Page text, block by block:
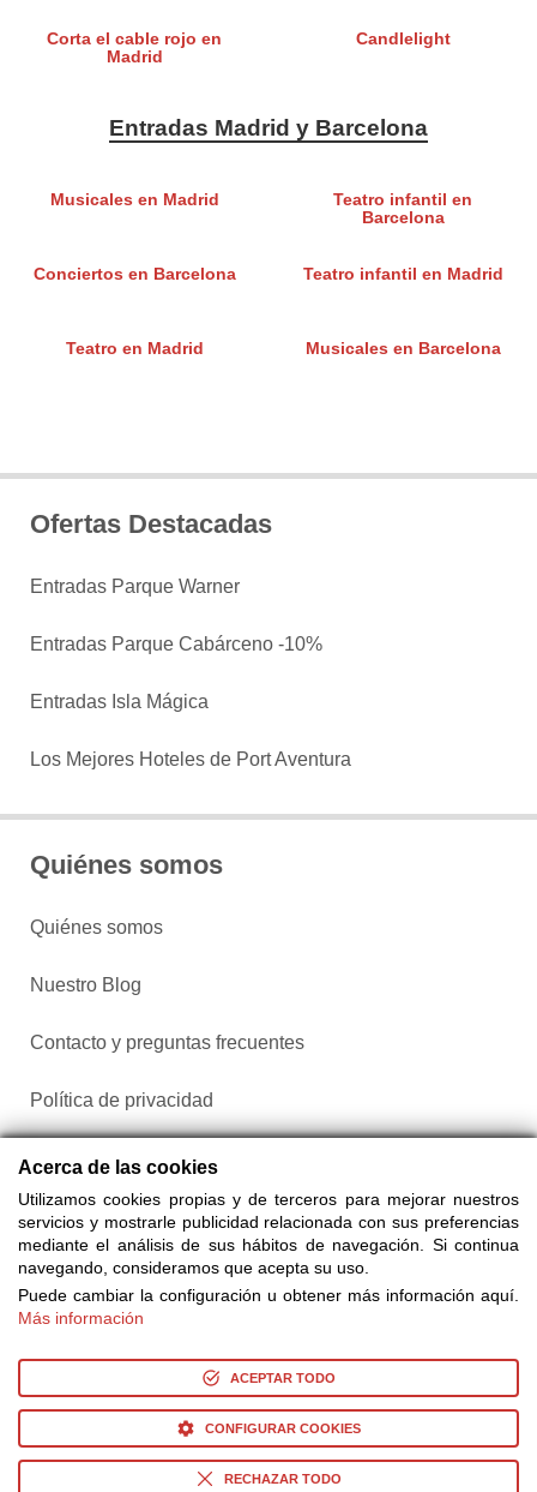
Corta el cable rojo en
Madrid
Candlelight
Entradas Madrid y Barcelona
Musicales en Madrid
Teatro infantil en
Barcelona
Conciertos en Barcelona Teatro infantil en Madrid
Teatro en Madrid Musicales en Barcelona
Ofertas Destacadas
Entradas Parque Warner
Entradas Parque Cabárceno -10%
Entradas Isla Mágica
Los Mejores Hoteles de Port Aventura
Quiénes somos
Quiénes somos
Nuestro Blog
Contacto y preguntas frecuentes
Política de privacidad
Configurar cookies
de 25 proveedores
© Copyright 2014-2026 Ociocultura Network SL. - All Rights
Reserved
Acerca de las cookies
Utilizamos cookies propias y de terceros para mejorar nuestros
servicios y mostrarle publicidad relacionada con sus preferencias
mediante el análisis de sus hábitos de navegación. Si continua
navegando, consideramos que acepta su uso.
Puede cambiar la configuración u obtener más información aquí.
Más información
ACEPTAR TODO
CONFIGURAR COOKIES
RECHAZAR TODO